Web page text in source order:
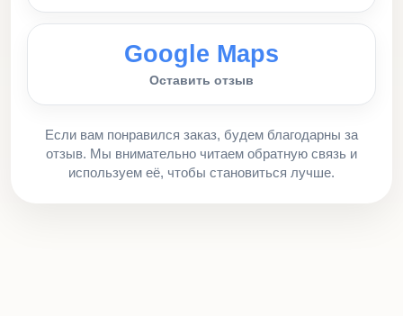
Google Maps
Оставить отзыв
Если вам понравился заказ, будем благодарны за
отзыв. Мы внимательно читаем обратную связь и
используем её, чтобы становиться лучше.